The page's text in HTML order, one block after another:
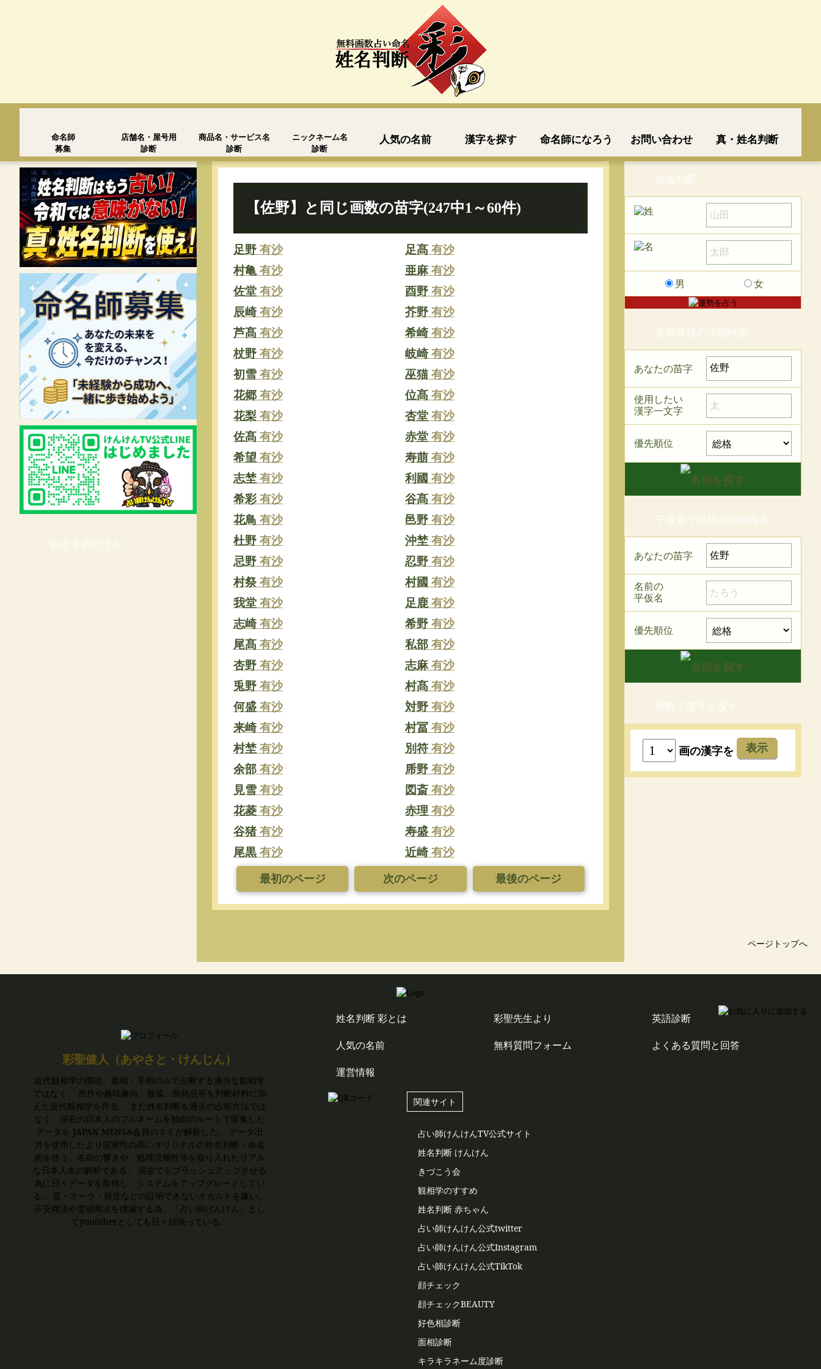
命名師
募集
店舗名・屋号用
診断
商品名・サービス名
診断
ニックネーム名
診断
人気の名前 漢字を探す 命名師になろう お問い合わせ 真・姓名判断
おすすめサイト
【佐野】と同じ画数の苗字(247中1～60件)
足野 有沙 足髙 有沙
村亀有沙 亜麻有沙
佐堂 有沙 酉野 有沙
辰崎有沙 芥野 有沙
芦髙 有沙 希崎有沙
杖野 有沙 岐崎有沙
初雪 有沙 巫猫有沙
花郷 有沙 位髙 有沙
花梨 有沙 杏堂 有沙
佐髙 有沙 赤堂 有沙
希望 有沙 寿萠 有沙
志埜 有沙 利國 有沙
希彩有沙 谷髙 有沙
花鳥 有沙 邑野 有沙
杜野 有沙 沖埜 有沙
忌野 有沙 忍野 有沙
村祭有沙 村國 有沙
我堂 有沙 足鹿 有沙
志崎有沙 希野 有沙
尾髙 有沙 私部 有沙
杏野 有沙 志麻有沙
兎野 有沙 村髙 有沙
何盛 有沙 対野 有沙
来崎有沙 村冨 有沙
村埜 有沙 別符 有沙
余部 有沙 乕野 有沙
見雪 有沙 図斎 有沙
花菱 有沙 赤理 有沙
谷猪有沙 寿盛 有沙
尾黒 有沙 近崎有沙
最初のページ 次のページ 最後のページ
姓名判断
男 女
名前候補の詳細検索
あなたの苗字
使用したい
漢字一文字
優先順位
平仮名で候補の詳細検索
あなたの苗字
名前の
平仮名
優先順位
画数で漢字を探す
画の漢字を 表示
ページトップへ
彩聖健人（あやさと・けんじん）
近代観相学の開祖。面相・手相のみで占断する適当な観相学
ではなく、 所作や趣味趣向、服装、所持品等を判断材料に加
えた近代観相学を作る。 また姓名判断も過去の占術方法では
なく、現在の日本人のフルネームを独自のルートで収集した
データを JAPAN MENSA会員のＳＥが解析した、 データ出
力を使用したより現実性の高いオリジナルの姓名判断・命名
術を使う。名前の響きや、処理流暢性等を取り入れたリアル
な日本人名の解析である。 現在でもブラッシュアップさせる
為に日々データを取得し、システムをアップグレードしてい
る。 霊・オーラ・前世などの証明できないオカルトを嫌い、
不安商法や霊感商法を撲滅する為、「占い師けんけん」とし
てyoutuberとしても日々頑張っている。
姓名判断 彩とは 彩聖先生より
英語診断
人気の名前
無料質問フォーム
よくある質問と回答
運営情報
関連サイト
占い師けんけんTV公式サイト
姓名判断 けんけん
きづこう会
観相学のすすめ
姓名判断 赤ちゃん
占い師けんけん公式twitter
占い師けんけん公式Instagram
占い師けんけん公式TikTok
顔チェック
顔チェックBEAUTY
好色相診断
面相診断
キラキラネーム度診断